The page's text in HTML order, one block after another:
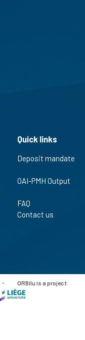
Quick links
Deposit mandate
OAI-PMH Output
FAQ
Contact us
-
ORBilu is a project